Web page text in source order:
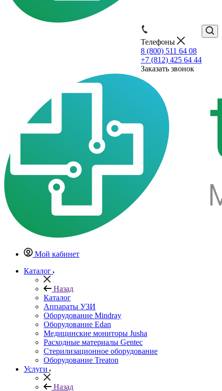
Телефоны
8 (800) 511 64 08
+7 (812) 425 64 44
Заказать звонок
Мой кабинет
Каталог
Назад
Каталог
Аппараты УЗИ
Оборудование Mindray
Оборудование Edan
Медицинские мониторы Jusha
Расходные материалы Gentec
Стерилизационное оборудование
Оборудование Treaton
Услуги
Назад